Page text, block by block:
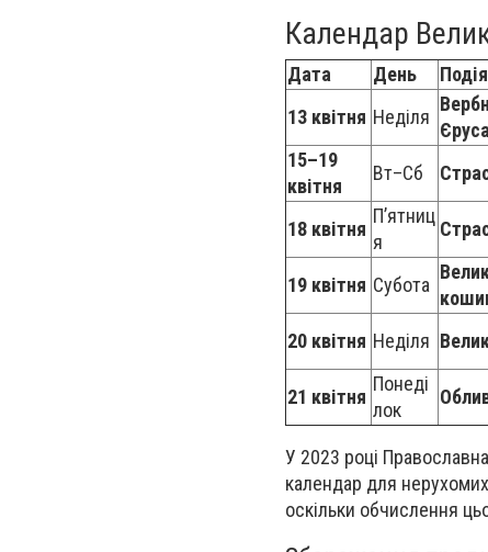
Календар
Дата День Подія
13 квітня Неділя
15–19
квітня
Вт–Сб
18 квітня
П’ятниц
я
19 квітня Субота
20 квітня Неділя
21 квітня
Понеді
лок
У 2023 році
календар для
оскільки обчислення